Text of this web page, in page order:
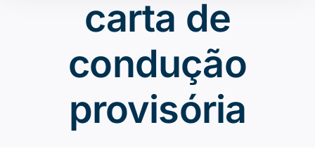
carta de
condução
provisória